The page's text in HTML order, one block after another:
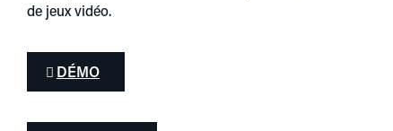
de jeux vidéo.
DÉMO